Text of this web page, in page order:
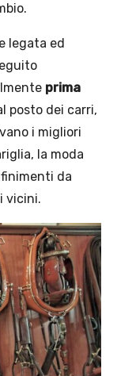
legata ed
prima
posto dei carri,
i migliori
la moda
finimenti da
vicini.